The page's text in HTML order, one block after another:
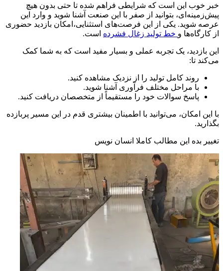
خبر خوب این است که شرایطی فراهم شده تا حتی بدون هیچ
پیش‌زمینه‌ای، بتوانید از صفر با این صنعت آشنا شوید و وارد این
عرصه شوید. یکی از این فرصت‌های استثنایی،امکان بازدید حضوری
از کارگاه‌ها و خط تولید زغال فشرده است.
این بازدید، یک تجربه عملی و بسیار مفید است که به شما کمک
می‌کند تا:
روند کامل تولید را از نزدیک مشاهده کنید.
با مراحل مختلف فرآوری آشنا شوید.
پاسخ سوالات خود را مستقیماً از متخصصان دریافت کنید.
با این امکان، می‌توانید با اطمینان بیشتری قدم در این مسیر پربازده
بگذارید.
تغییر بده این مطالب کاملا انسان نویس